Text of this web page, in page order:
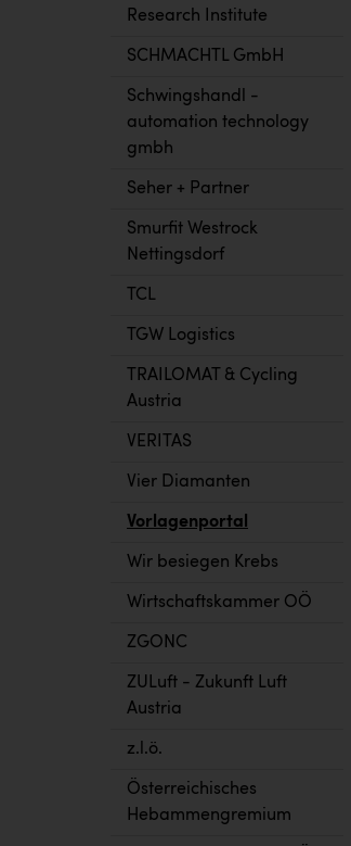
Research Institute
SCHMACHTL GmbH
Schwingshandl -
automation technology
gmbh
Seher + Partner
Smurfit Westrock
Nettingsdorf
TCL
TGW Logistics
TRAILOMAT & Cycling
Austria
VERITAS
Vier Diamanten
Vorlagenportal
Wir besiegen Krebs
Wirtschaftskammer OÖ
ZGONC
ZULuft - Zukunft Luft
Austria
z.l.ö.
Österreichisches
Hebammengremium